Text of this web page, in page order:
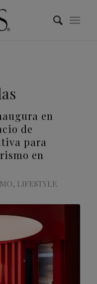
en
de
para
en
, LIFESTYLE